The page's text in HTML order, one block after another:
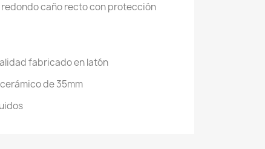
caño recto con protección
fabricado en latón
de 35mm